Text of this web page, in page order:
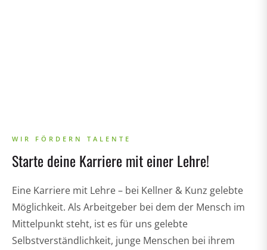
WIR FÖRDERN TALENTE
Starte deine Karriere mit einer Lehre!
Eine Karriere mit Lehre – bei Kellner & Kunz gelebte
Möglichkeit. Als Arbeitgeber bei dem der Mensch im
Mittelpunkt steht, ist es für uns gelebte
Selbstverständlichkeit, junge Menschen bei ihrem